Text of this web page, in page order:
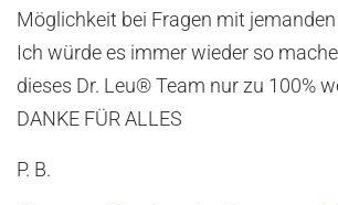
Möglichkeit bei Fragen mit
Ich würde es immer wieder so
dieses Dr. Leu® Team nur zu 100%
DANKE FÜR ALLES
P. B.